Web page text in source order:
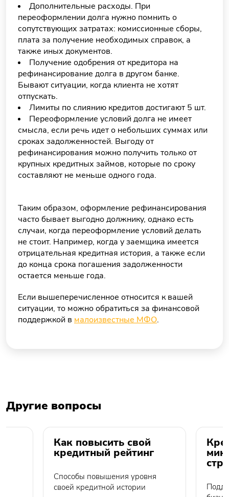
Дополнительные расходы. При
переоформлении долга нужно помнить о
сопутствующих затратах: комиссионные сборы,
плата за получение необходимых справок, а
также иных документов.
Получение одобрения от кредитора на
рефинансирование долга в другом банке.
Бывают ситуации, когда клиента не хотят
отпускать.
Лимиты по слиянию кредитов достигают 5 шт.
Переоформление условий долга не имеет
смысла, если речь идет о небольших суммах или
сроках задолженностей. Выгоду от
рефинансирования можно получить только от
крупных кредитных займов, которые по сроку
составляют не меньше одного года.
Таким образом, оформление рефинансирования
часто бывает выгодно должнику, однако есть
случаи, когда переоформление условий делать
не стоит. Например, когда у заемщика имеется
отрицательная кредитная история, а также если
до конца срока погашения задолженности
остается меньше года.
Если вышеперечисленное относится к вашей
ситуации, то можно обратиться за финансовой
поддержкой в малоизвестные МФО.
Другие вопросы
Как повысить свой
кредитный рейтинг
Способы повышения уровня
своей кредитной истории